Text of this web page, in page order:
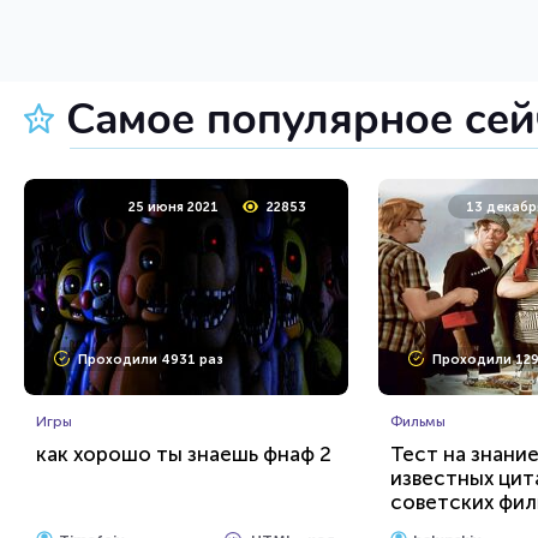
1 апреля 2021 18293
Проходили 2419 раз
История
Очень сложный тест: "СССР"
31 марта
Проходили
Тесты на IQ
Тест на
способности
Awdienko
Самое популярное
25 июня 2021 22853
Проходили 4931 раз
Игры
как хорошо ты знаешь фнаф 2
13
Проходили
Фильмы
Тест на
известных
советских